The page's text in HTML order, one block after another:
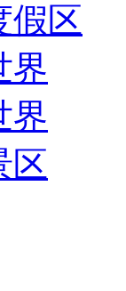
假区
界
界
区